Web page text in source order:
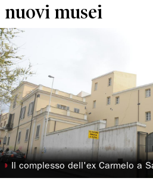
nuovi musei
◗ Il complesso dell'ex Carmelo a